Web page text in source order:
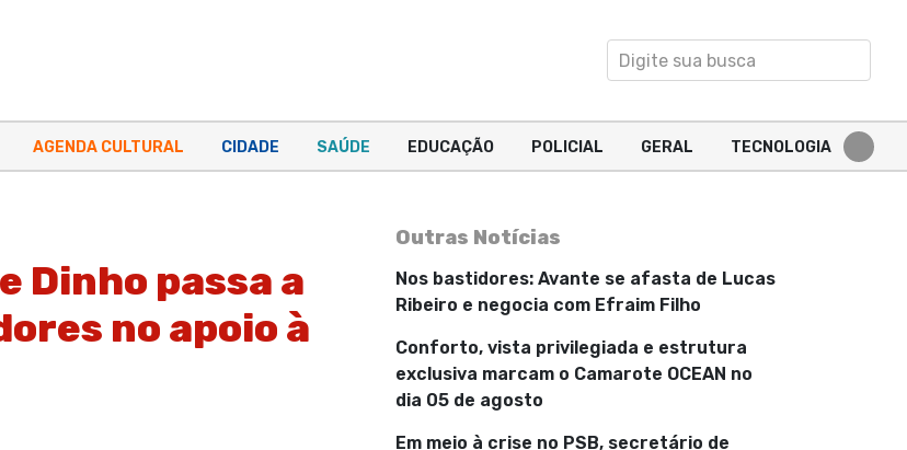
AGENDA CULTURAL CIDADE SAÚDE EDUCAÇÃO POLICIAL GERAL TECNOLOGIA
Dinho passa a
no apoio à
Outras Notícias
Nos bastidores: Avante se afasta de Lucas
Ribeiro e negocia com Efraim Filho
Conforto, vista privilegiada e estrutura
exclusiva marcam o Camarote OCEAN no
dia 05 de agosto
Em meio à crise no PSB, secretário de